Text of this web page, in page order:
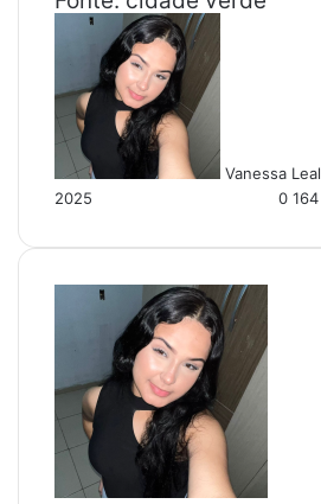
Vanessa Leal
2025
0 164